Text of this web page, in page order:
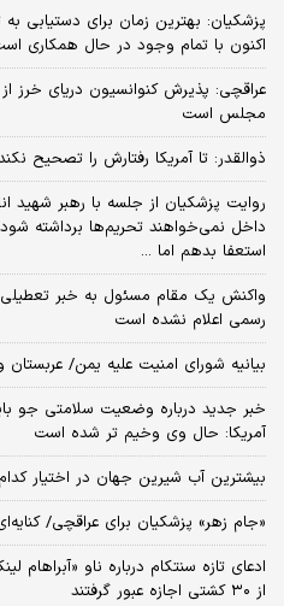
پزشکیان‌: بهترین زمان برای دستیابی
اکنون با تمام وجود در حال همکاری
عراقچی: پذیرش کنوانسیون دریای خرز
مجلس است
ذوالقدر: تا آمریکا رفتارش را تصحیح
روایت پزشکیان از جلسه با رهبر شهید
داخل نمی‌خواهند تحریم‌ها برداشته
استعفا بدهم اما ...
واکنش یک مقام مسئول به خبر
رسمی اعلام نشده است
بیانیه شورای امنیت علیه یمن/
خبر جدید درباره وضعیت سلامتی جو
آمریکا: حال وی وخیم تر شده است
بیشترین آب شیرین جهان در اختیار
«جام زهر» پزشکیان برای عراقچی/
ادعای تازه سنتکام درباره ناو
از ۳۰ کشتی اجازه عبور گرفتند